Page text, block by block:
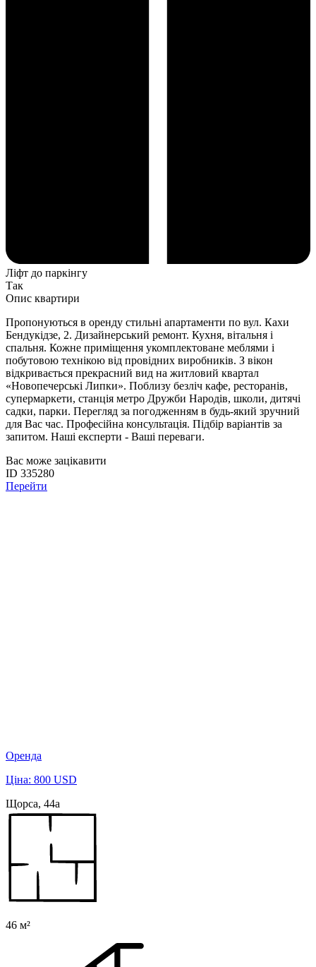
Ліфт до паркінгу
Так
Опис квартири
Пропонуються в оренду стильні апартаменти по вул. Кахи
Бендукідзе, 2. Дизайнерський ремонт. Кухня, вітальня і
спальня. Кожне приміщення укомплектоване меблями і
побутовою технікою від провідних виробників. З вікон
відкривається прекрасний вид на житловий квартал
«Новопечерські Липки». Поблизу безліч кафе, ресторанів,
супермаркети, станція метро Дружби Народів, школи, дитячі
садки, парки. Перегляд за погодженням в будь-який зручний
для Вас час. Професійна консультація. Підбір варіантів за
запитом. Наші експерти - Ваші переваги.
Вас може зацікавити
ID 335280
Перейти
Оренда
Ціна: 800 USD
Щорса, 44а
46 м²